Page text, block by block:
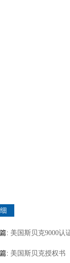
: 美国斯贝克9000认
: 美国斯贝克授权书